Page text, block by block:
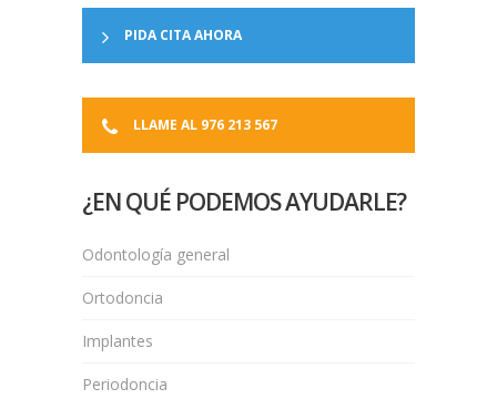
PIDA CITA AHORA
LLAME AL 976 213 567
¿EN QUÉ PODEMOS AYUDARLE?
Odontología general
Ortodoncia
Implantes
Periodoncia